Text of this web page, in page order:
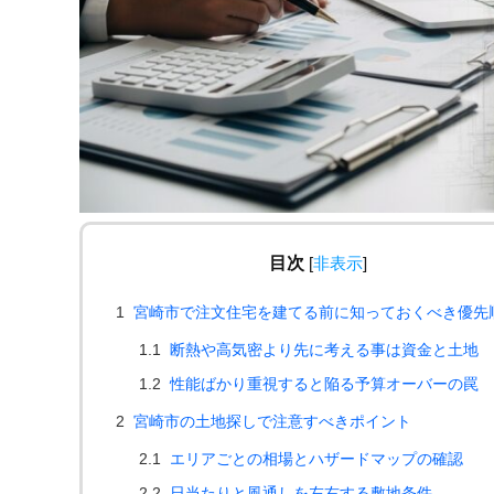
目次 [非表示]
1 宮崎市で注文住宅を建てる前に知っておくべき優先
1.1 断熱や高気密より先に考える事は資金と土地
1.2 性能ばかり重視すると陥る予算オーバーの罠
2 宮崎市の土地探しで注意すべきポイント
2.1 エリアごとの相場とハザードマップの確認